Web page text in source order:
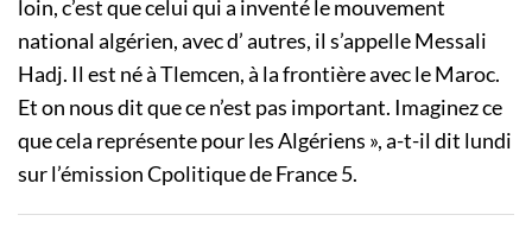
loin, c’est que celui qui a inventé le mouvement
national algérien, avec d’ autres, il s’appelle Messali
Hadj. Il est né à Tlemcen, à la frontière avec le Maroc.
Et on nous dit que ce n’est pas important. Imaginez ce
que cela représente pour les Algériens », a-t-il dit lundi
sur l’émission Cpolitique de France 5.